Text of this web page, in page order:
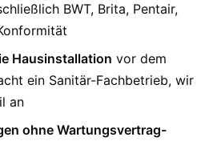
BWT, Brita, Pentair,
Hausinstallation vor dem
ein Sanitär-Fachbetrieb, wir
an
ohne Wartungsvertrag-